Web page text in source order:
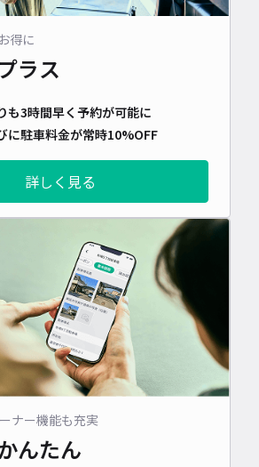
得に
ラス
も3時間早く予約が可能に
に駐車料金が常時10%OFF
詳しく見る
ナー機能も充実
んたん